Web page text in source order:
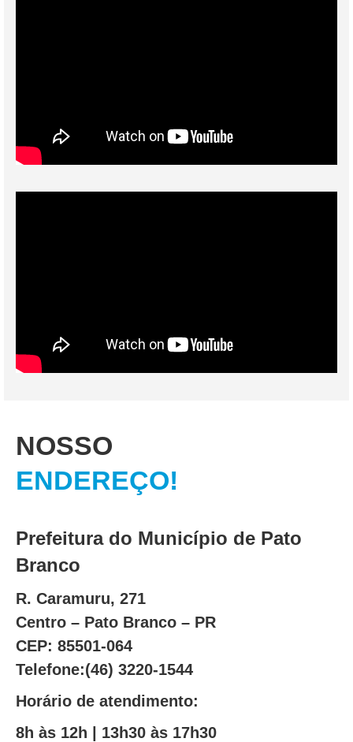
NOSSO
ENDEREÇO!
Prefeitura do Município de Pato
Branco
R. Caramuru, 271
Centro – Pato Branco – PR
CEP: 85501-064
Telefone:(46) 3220-1544
Horário de atendimento:
8h às 12h | 13h30 às 17h30